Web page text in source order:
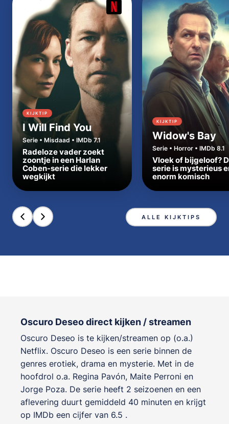
KIJKTIP
I Will Find You
Serie • Misdaad • IMDb 7.1
Radeloze vader zoekt
zoontje in een Harlan
Coben-serie die lekker
wegkijkt
KIJKTIP
Widow's Bay
Serie • Horror • IMDb 8.1
Vloek of bijgeloof?
serie is mysterieus
enorm komisch
ALLE KIJKTIPS
Oscuro Deseo direct kijken / streamen
Oscuro Deseo is te kijken/streamen op (o.a.)
Netflix. Oscuro Deseo is een serie binnen de
genres erotiek, drama en mysterie. Met in de
hoofdrol o.a. Regina Pavón, Maite Perroni en
Jorge Poza. De serie heeft 2 seizoenen en een
aflevering duurt gemiddeld 40 minuten en krijgt
op IMDb een cijfer van 6.5 .